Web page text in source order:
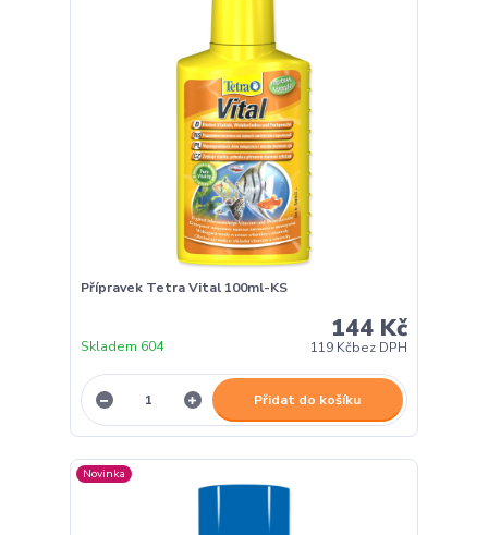
Přípravek Tetra Vital 100ml-KS
144 Kč
119 Kčbez DPH
Skladem 604
Přidat do košíku
Novinka